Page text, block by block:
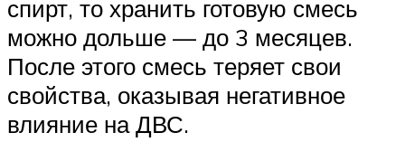
спирт, то хранить готовую смесь
можно дольше — до 3 месяцев.
После этого смесь теряет свои
свойства, оказывая негативное
влияние на ДВС.